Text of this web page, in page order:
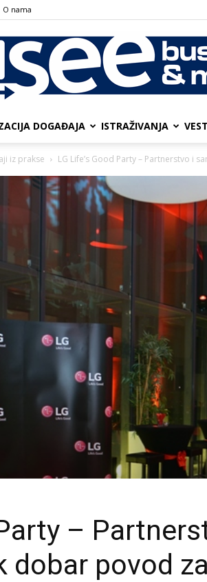
О nama
DOGAĐAJA ISTRAŽIVANJA
iz prakse LG Life’s Good Party – Partnerstvo i
–
dobar povod za